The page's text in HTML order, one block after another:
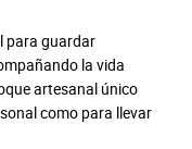
para guardar
la vida
artesanal único
como para llevar